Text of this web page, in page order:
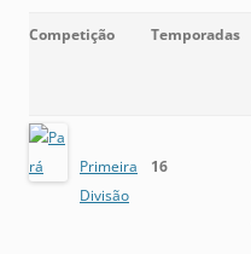
Competição Temporadas
Primeira
Divisão
16